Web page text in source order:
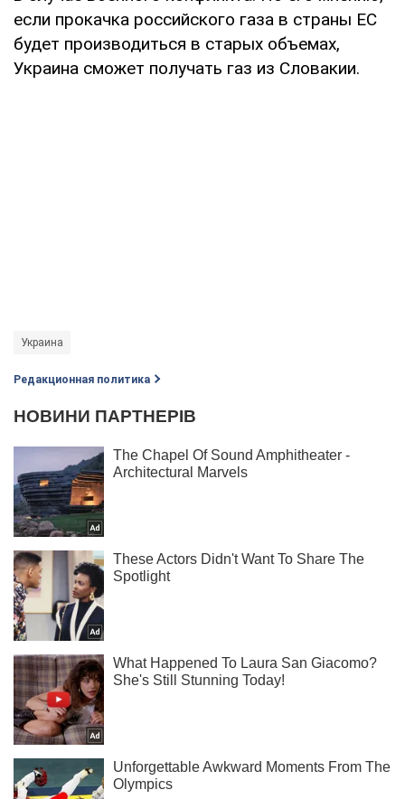
если прокачка российского газа в страны ЕС
будет производиться в старых объемах,
Украина сможет получать газ из Словакии.
Украина
Редакционная политика